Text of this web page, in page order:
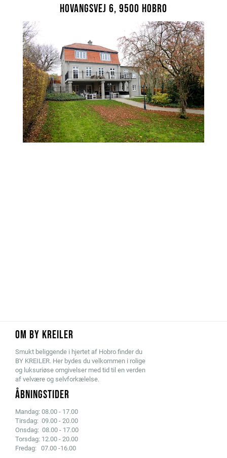
Hovangsvej 6, 9500 Hobro
OM BY KREILER
Smukt beliggende i hjertet af Hobro finder du
BY KREILER. Her bydes du velkommen i rolige
og luksuriøse omgivelser med tid til en verden
af velvære og selvforkælelse.
ÅBNINGSTIDER
Mandag: 08.00 - 17.00
Tirsdag: 09.00 - 20.00
Onsdag: 08.00 - 17.00
Torsdag: 12.00 - 20.00
Fredag: 07.00 -16.00